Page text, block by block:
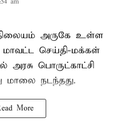
அருகே உள்ள
செய்தி-மக்கள்
அரசு பொருட்காட்சி
மாலை நடந்தது.
More